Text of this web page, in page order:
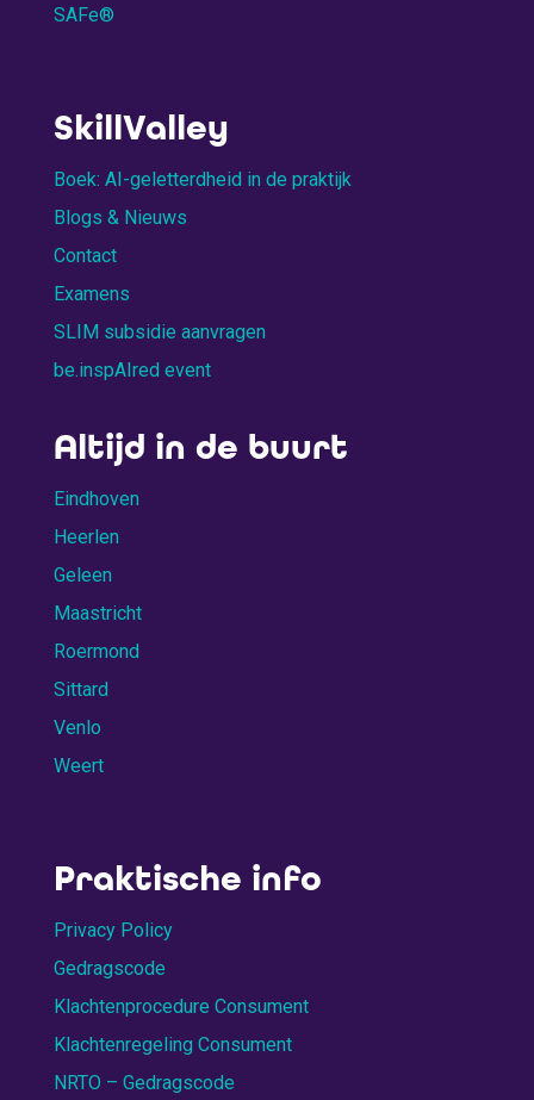
SAFe®
SkillValley
Boek: AI-geletterdheid in de praktijk
Blogs & Nieuws
Contact
Examens
SLIM subsidie aanvragen
be.inspAIred event
Altijd in de buurt
Eindhoven
Heerlen
Geleen
Maastricht
Roermond
Sittard
Venlo
Weert
Praktische info
Privacy Policy
Gedragscode
Klachtenprocedure Consument
Klachtenregeling Consument
NRTO – Gedragscode